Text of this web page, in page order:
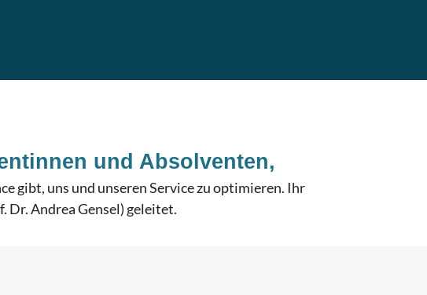
und Absolventen,
gibt, uns und unseren Service zu optimieren. Ihr
Dr. Andrea Gensel) geleitet.